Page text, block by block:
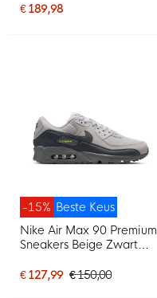
€ 189,98
Beste Keus
-15%
Nike Air Max 90 Premium
Sneakers Beige Zwart
€ 127,99 € 150,00